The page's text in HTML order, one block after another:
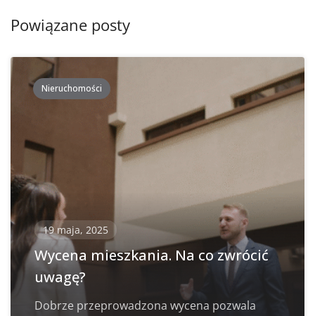
Powiązane posty
Nieruchomości
19 maja, 2025
Wycena mieszkania. Na co zwrócić
uwagę?
Dobrze przeprowadzona wycena pozwala